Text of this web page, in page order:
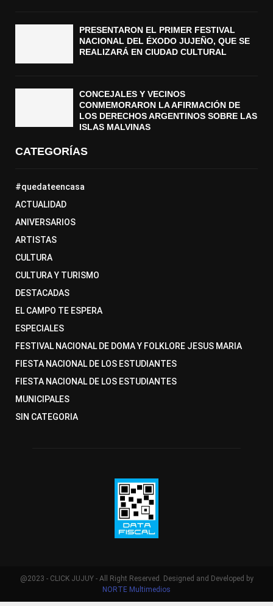
PRESENTARON EL PRIMER FESTIVAL
NACIONAL DEL ÉXODO JUJEÑO, QUE SE
REALIZARÁ EN CIUDAD CULTURAL
CONCEJALES Y VECINOS
CONMEMORARON LA AFIRMACIÓN DE
LOS DERECHOS ARGENTINOS SOBRE LAS
ISLAS MALVINAS
CATEGORÍAS
#quedateencasa
ACTUALIDAD
ANIVERSARIOS
ARTISTAS
CULTURA
CULTURA Y TURISMO
DESTACADAS
EL CAMPO TE ESPERA
ESPECIALES
FESTIVAL NACIONAL DE DOMA Y FOLKLORE JESUS MARIA
FIESTA NACIONAL DE LOS ESTUDIANTES
FIESTA NACIONAL DE LOS ESTUDIANTES
MUNICIPALES
SIN CATEGORIA
@2023 - CLICK JUJUY - All Right Reserved. Designed and Developed by
NORTE Multimedios